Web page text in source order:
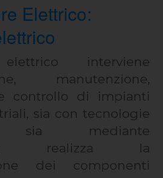
Elettrico:
elettrico interviene
manutenzione,
controllo di impianti
sia con tecnologie
sia mediante
realizza la
dei componenti